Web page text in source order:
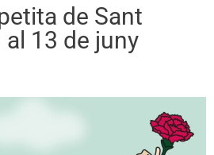
de Sant
13 de juny